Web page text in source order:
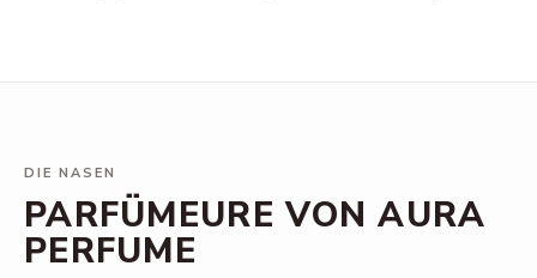
DIE NASEN
PARFÜMEURE VON AURA
PERFUME